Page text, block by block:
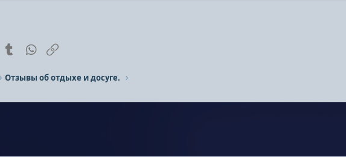
PinterestTumblr WhatsApp
Отзывы об отдыхе и досуге.